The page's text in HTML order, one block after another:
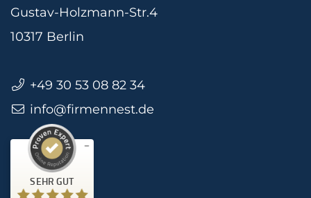
Gustav-Holzmann-Str.4
10317 Berlin
+49 30 53 08 82 34
info@firmennest.de
SEHR GUT
Kundenbewertungen und Erfahrungen zu
SEHR GUT
4,90
/
5,00